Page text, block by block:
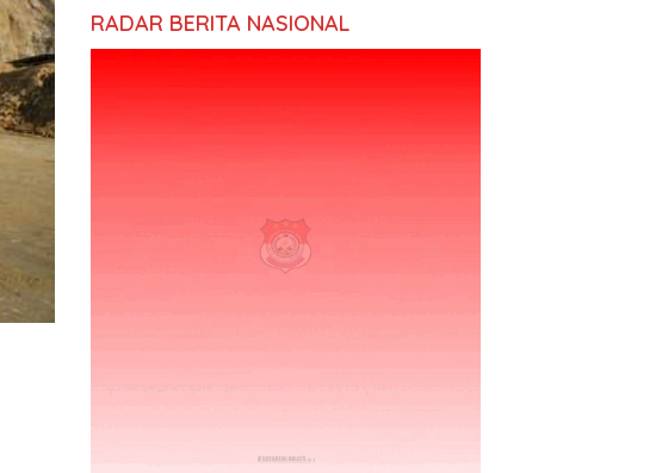
RADAR BERITA NASIONAL